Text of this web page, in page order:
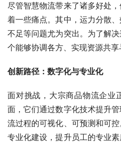
尽管智慧物流带来了诸多好处
着一些痛点。其中，运力分散
不足等问题尤为突出。为了解
个能够协调各方、实现资源共享
创新路径：数字化与专业化
面对挑战，大宗商品物流企业
面，它们通过数字化技术提升
流过程的可视化、可预测和可
专业化建设，提升员工的专业